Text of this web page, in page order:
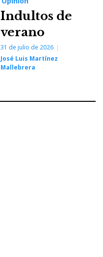
Indultos de
verano
31 de julio de 2026
José Luis Martínez
Mallebrera